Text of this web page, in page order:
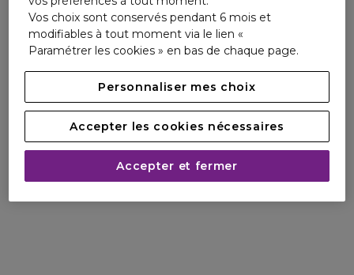
d'utilisation
(4)Test de cornéométrie sur 11 personnes après 24h
(5)Scorage clinique sur 32 personnes après 7 jours
d'utilisation
Conseils et Précautions d'utilisation
Ingrédients
Vos choix sont conservés pendant 6 mois et
modifiables à tout moment via le lien «
Paramétrer les cookies » en bas de chaque page.
Personnaliser mes choix
Accepter les cookies nécessaires
Accepter et fermer